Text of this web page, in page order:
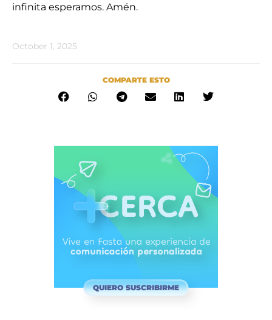
infinita esperamos. Amén.
October 1, 2025
COMPARTE ESTO
QUIERO SUSCRIBIRME